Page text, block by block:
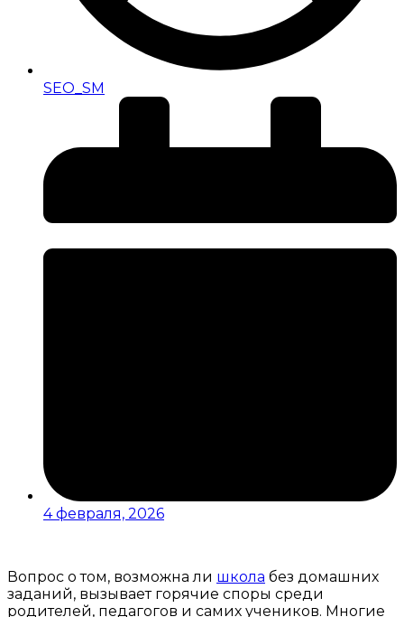
SEO_SM
4 февраля, 2026
Вопрос о том, возможна ли школа без домашних
заданий, вызывает горячие споры среди
родителей, педагогов и самих учеников. Многие